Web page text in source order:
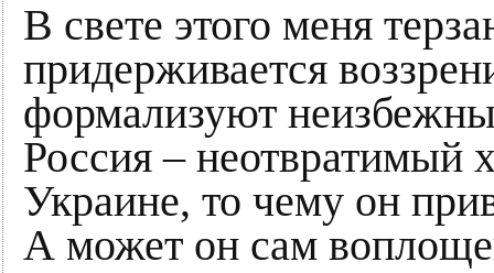
В свете этого меня
придерживается
формализуют
Россия – неотвратимый
Украине, то чему он
А может он сам